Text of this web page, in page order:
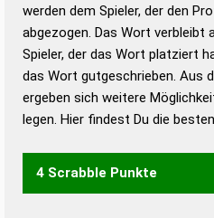
Duden –
Duden
Deutsch
Duden –
Duden –
werden dem Spieler, der den
abgezogen. Das Wort verbleibt
Spieler, der das Wort platziert
das Wort gutgeschrieben. Aus
ergeben sich weitere
legen. Hier findest Du die
4 Scrabble Punkte